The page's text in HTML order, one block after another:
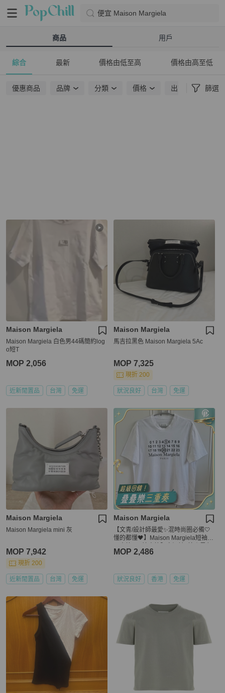
便宜 Maison Margiela
商品 用戶
綜合 最新 價格由低至高 價格由高至低
優惠商品 品牌 分類 價格 出貨地點 篩選
Maison Margiela
Maison Margiela 白色男44碼簡約log
o短T
MOP 2,056
近新閒置品 台灣 免運
Maison Margiela
馬吉拉黑色 Maison Margiela 5Ac
MOP 7,325
現折 200
狀況良好 台灣 免運
Maison Margiela
Maison Margiela mini 灰
MOP 7,942
現折 200
近新閒置品 台灣 免運
Maison Margiela
【文青/設計師最愛✨混時尚圈必備🤍
懂的都懂🖤】Maison Margiela短袖
XS碼
MOP 2,486
狀況良好 香港 免運